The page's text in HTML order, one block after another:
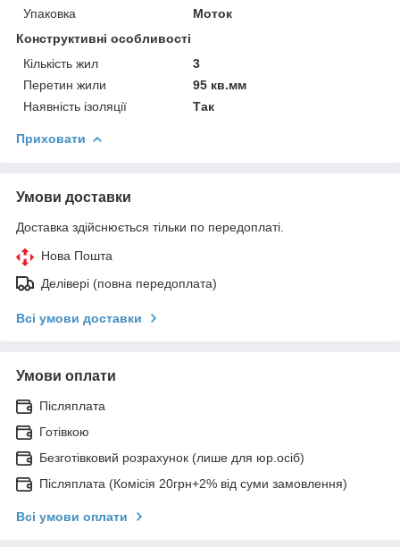
Упаковка
Моток
Конструктивні особливості
Кількість жил
3
Перетин жили
95 кв.мм
Наявність ізоляції
Так
Приховати
Умови доставки
Доставка здійснюється тільки по передоплаті.
Нова Пошта
Делівері (повна передоплата)
Всі умови доставки
Умови оплати
Післяплата
Готівкою
Безготівковий розрахунок (лише для юр.осіб)
Післяплата (Комісія 20грн+2% від суми замовлення)
Всі умови оплати